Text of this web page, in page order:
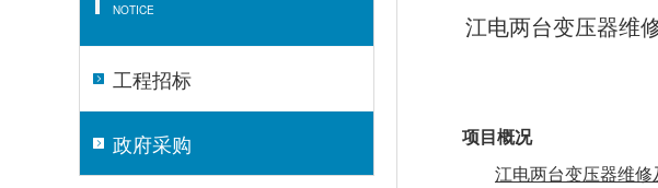
NOTICE
工程招标
政府采购
江电两台变压器维
项目概况
江电两台变压器维修